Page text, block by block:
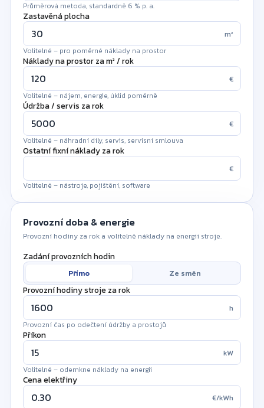
Průměrová metoda, standardně 6 % p. a.
Zastavěná plocha
m²
Volitelné – pro poměrné náklady na prostor
Náklady na prostor za m² / rok
€
Volitelné – nájem, energie, úklid poměrně
Údržba / servis za rok
€
Volitelné – náhradní díly, servis, servisní smlouva
Ostatní fixní náklady za rok
€
Volitelné – nástroje, pojištění, software
Provozní doba & energie
Provozní hodiny za rok a volitelně náklady na energii stroje.
Zadání provozních hodin
Přímo Ze směn
Provozní hodiny stroje za rok
h
Provozní čas po odečtení údržby a prostojů
Hodiny směny za den
h
Produktivní hodiny za pracovní den
Výrobní dny za rok
poč.
Příkon
kW
Volitelné – odemkne náklady na energii
Cena elektřiny
€/kWh